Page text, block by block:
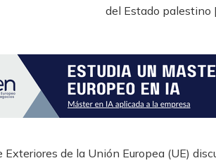
Exteriores de la Unión Europea (UE)